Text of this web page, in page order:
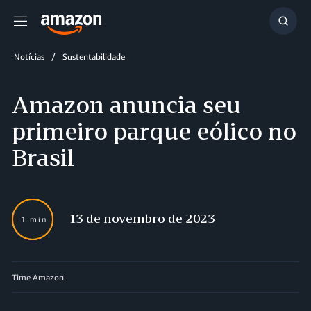
Menu
Notícias Sustentabilidade
Amazon anuncia seu
primeiro parque eólico no
Brasil
1 min 13 de novembro de 2023
Time Amazon